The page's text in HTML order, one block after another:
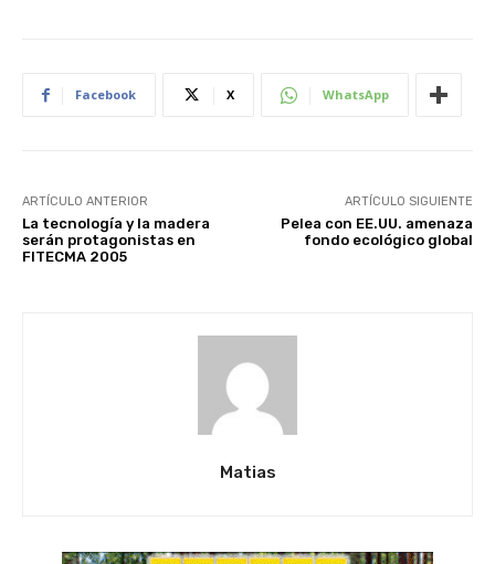
Facebook X WhatsApp
ARTÍCULO ANTERIOR
La tecnología y la madera
serán protagonistas en
FITECMA 2005
ARTÍCULO SIGUIENTE
Pelea con EE.UU. amenaza
fondo ecológico global
Matias